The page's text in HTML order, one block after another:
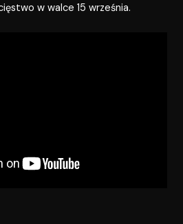
w walce 15 września.